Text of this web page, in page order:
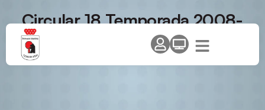
Circular 18 Temporada 2008-
09. IV Open Promoción.